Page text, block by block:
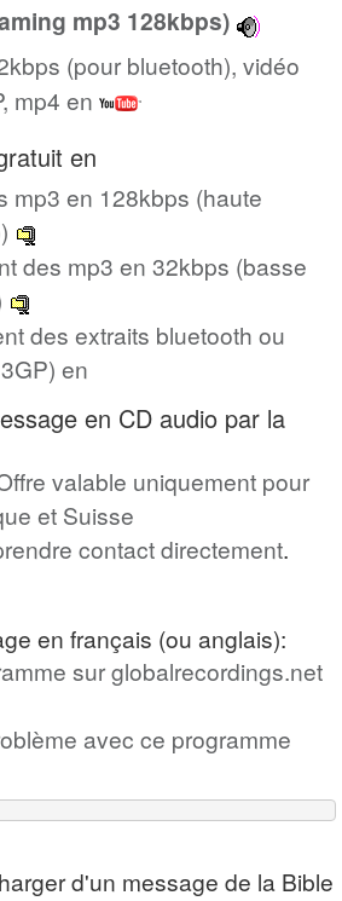
mp3 128kbps)
(pour bluetooth), vidéo
mp4 en
en
mp3 en 128kbps (haute
des mp3 en 32kbps (basse
des extraits bluetooth ou
en
en CD audio par la
valable uniquement pour
et Suisse
contact directement.
en français (ou anglais):
sur globalrecordings.net
avec ce programme
d'un message de la Bible